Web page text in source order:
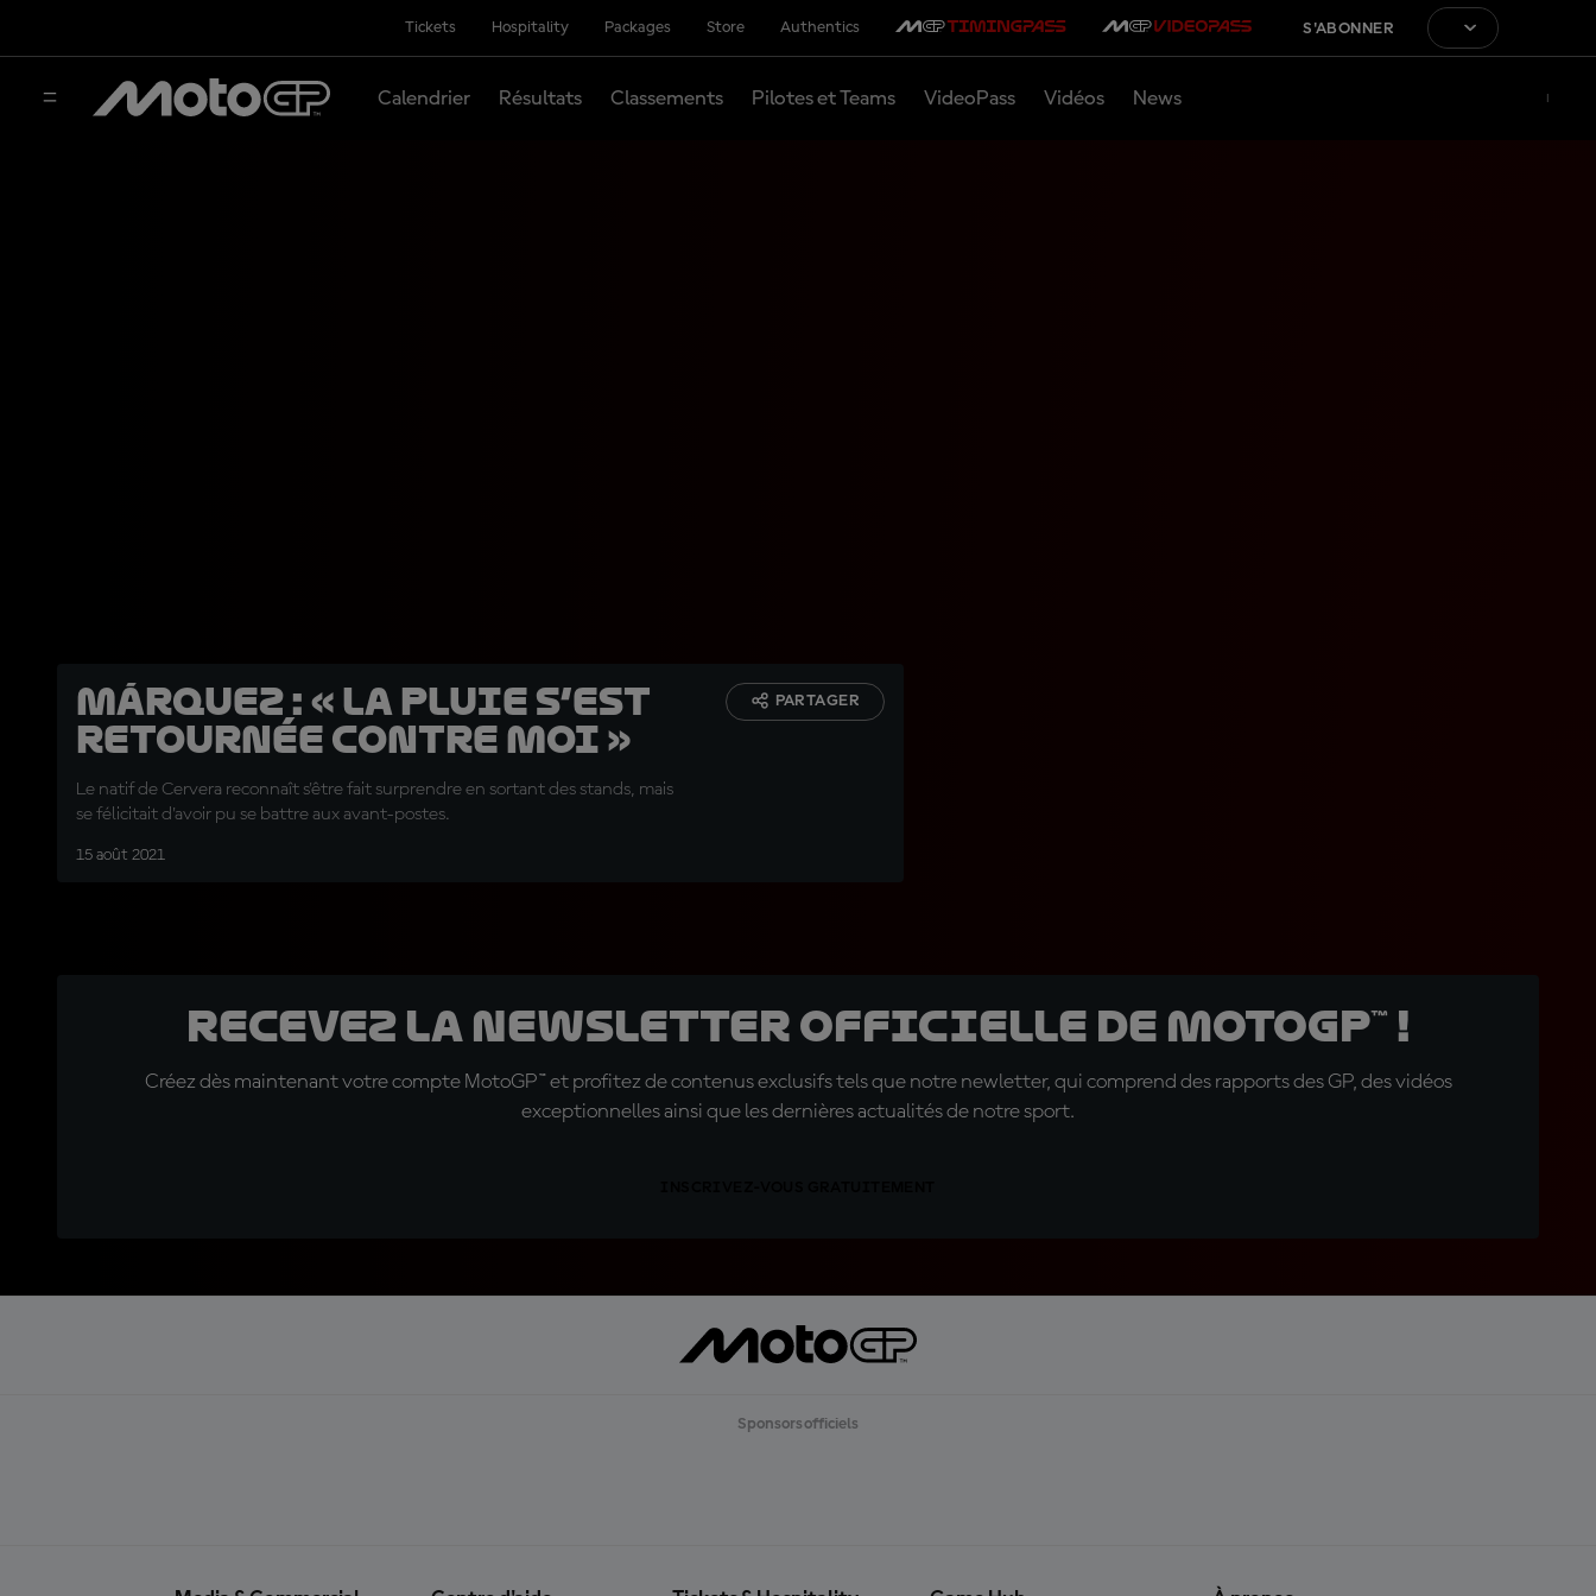
Tickets Hospitality Packages Store Authentics S'ABONNER
Calendrier Résultats Classements Pilotes et Teams VideoPass Vidéos News
Márquez : « La pluie s’est
retournée contre moi »
Le natif de Cervera reconnaît s'être fait surprendre en sortant des stands, mais
se félicitait d'avoir pu se battre aux avant-postes.
15 août 2021
PARTAGER
Recevez la Newsletter officielle de MotoGP™ !
Créez dès maintenant votre compte MotoGP™ et profitez de contenus exclusifs tels que notre newletter, qui comprend des rapports des GP, des vidéos
exceptionnelles ainsi que les dernières actualités de notre sport.
Sponsors officiels